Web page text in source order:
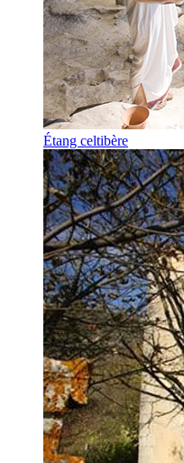
Étang celtibère